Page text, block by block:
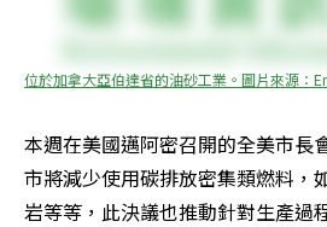
位於加拿大亞伯達省的油砂工業。圖片來源：
本週在美國邁阿密召開的全美市長
市將減少使用碳排放密集類燃料，
岩等等，此決議也推動針對生產過